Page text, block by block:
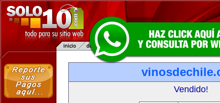
Vendido!